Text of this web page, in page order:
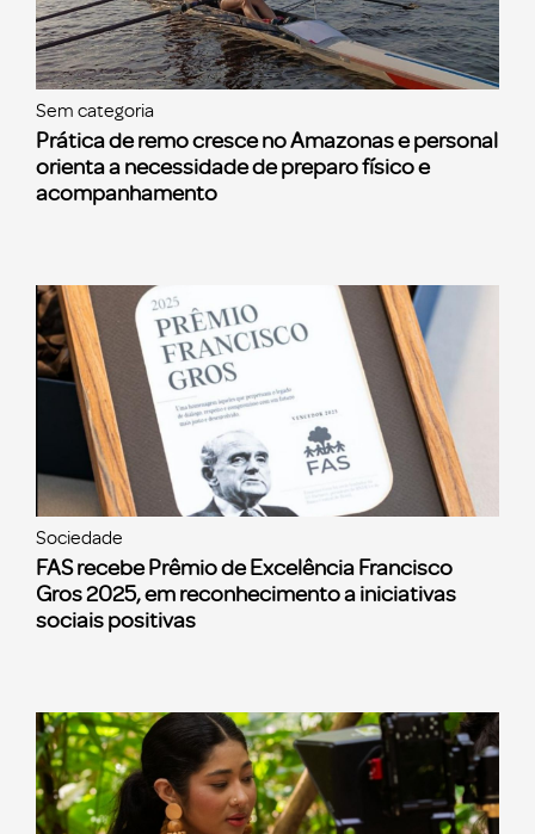
Sem categoria
Prática de remo cresce no Amazonas e personal
orienta a necessidade de preparo físico e
acompanhamento
Sociedade
FAS recebe Prêmio de Excelência Francisco
Gros 2025, em reconhecimento a iniciativas
sociais positivas